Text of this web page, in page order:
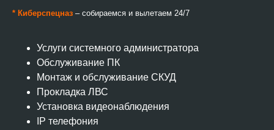
* Киберспецназ – собираемся и вылетаем 24/7
Услуги системного администратора
Обслуживание ПК
Монтаж и обслуживание СКУД
Прокладка ЛВС
Установка видеонаблюдения
IP телефония